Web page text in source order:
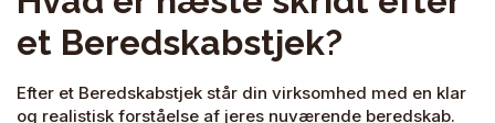
et Beredskabstjek?
Efter et Beredskabstjek står din virksomhed med en klar
og realistisk forståelse af jeres nuværende beredskab.